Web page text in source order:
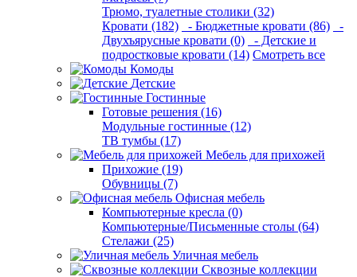
Трюмо, туалетные столики (32)
Кровати (182)
- Бюджетные кровати (86)
-
Двухъярусные кровати (0)
- Детские и
подростковые кровати (14) Смотреть все
Комоды
Детские
Гостинные
Готовые решения (16)
Модульные гостинные (12)
ТВ тумбы (17)
Мебель для прихожей
Прихожие (19)
Обувницы (7)
Офисная мебель
Компьютерные кресла (0)
Компьютерные/Письменные столы (64)
Стелажи (25)
Уличная мебель
Сквозные коллекции